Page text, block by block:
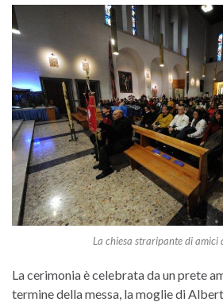
La chiesa straripante di amici
La cerimonia è celebrata da un prete
termine della messa, la moglie di